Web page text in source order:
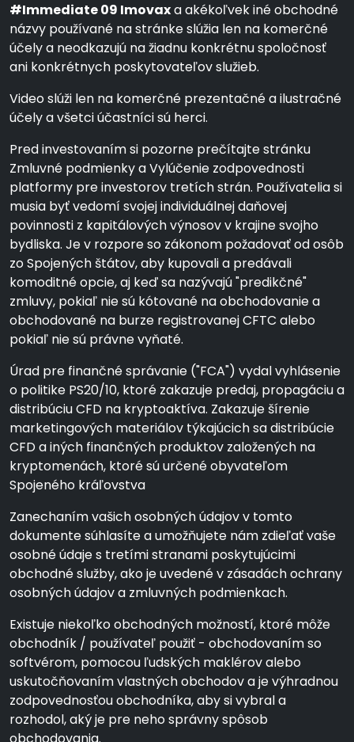
#Immediate 09 Imovaxa akékoľvek iné obchodné
názvy používané na stránke slúžia len na komerčné
účely a neodkazujú na žiadnu konkrétnu spoločnosť
ani konkrétnych poskytovateľov služieb.
Video slúži len na komerčné prezentačné a ilustračné
účely a všetci účastníci sú herci.
Pred investovaním si pozorne prečítajte stránku
Zmluvné podmienky a Vylúčenie zodpovednosti
platformy pre investorov tretích strán. Používatelia si
musia byť vedomí svojej individuálnej daňovej
povinnosti z kapitálových výnosov v krajine svojho
bydliska. Je v rozpore so zákonom požadovať od osôb
zo Spojených štátov, aby kupovali a predávali
komoditné opcie, aj keď sa nazývajú "predikčné"
zmluvy, pokiaľ nie sú kótované na obchodovanie a
obchodované na burze registrovanej CFTC alebo
pokiaľ nie sú právne vyňaté.
Úrad pre finančné správanie ("FCA") vydal vyhlásenie
o politike PS20/10, ktoré zakazuje predaj, propagáciu a
distribúciu CFD na kryptoaktíva. Zakazuje šírenie
marketingových materiálov týkajúcich sa distribúcie
CFD a iných finančných produktov založených na
kryptomenách, ktoré sú určené obyvateľom
Spojeného kráľovstva
Zanechaním vašich osobných údajov v tomto
dokumente súhlasíte a umožňujete nám zdieľať vaše
osobné údaje s tretími stranami poskytujúcimi
obchodné služby, ako je uvedené v zásadách ochrany
osobných údajov a zmluvných podmienkach.
Existuje niekoľko obchodných možností, ktoré môže
obchodník / používateľ použiť - obchodovaním so
softvérom, pomocou ľudských maklérov alebo
uskutočňovaním vlastných obchodov a je výhradnou
zodpovednosťou obchodníka, aby si vybral a
rozhodol, aký je pre neho správny spôsob